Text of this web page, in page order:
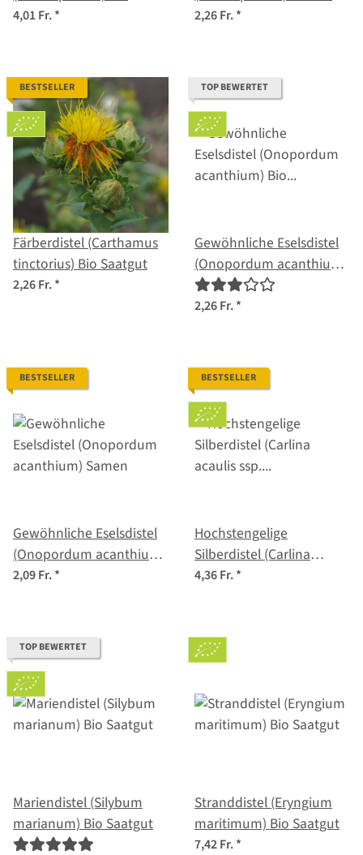
Saatgut
4,01 Fr.* 2,26 Fr.*
BESTSELLER
Färberdistel (Carthamus
tinctorius) Bio Saatgut
2,26 Fr.*
TOP BEWERTET
Gewöhnliche Eselsdistel
(Onopordum acanthium)
Bio Saatgut
2,26 Fr.*
BESTSELLER
Gewöhnliche Eselsdistel
(Onopordum acanthium)
Samen
2,09 Fr.*
BESTSELLER
Hochstengelige
Silberdistel (Carlina
acaulis ssp. caulescens)
4,36 Fr.*
TOP BEWERTET
Mariendistel (Silybum
marianum) Bio Saatgut
Stranddistel (Eryngium
maritimum) Bio Saatgut
7,42 Fr.*